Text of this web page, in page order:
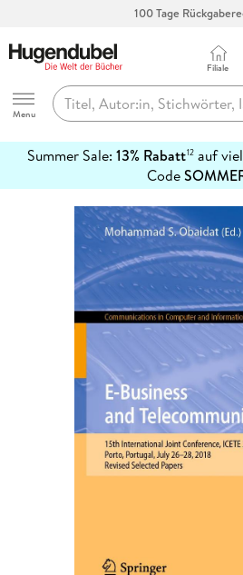
Hugendubel
Menu
Filiale
Summer Sale: 13% Rabatt12auf
Code
erfahren